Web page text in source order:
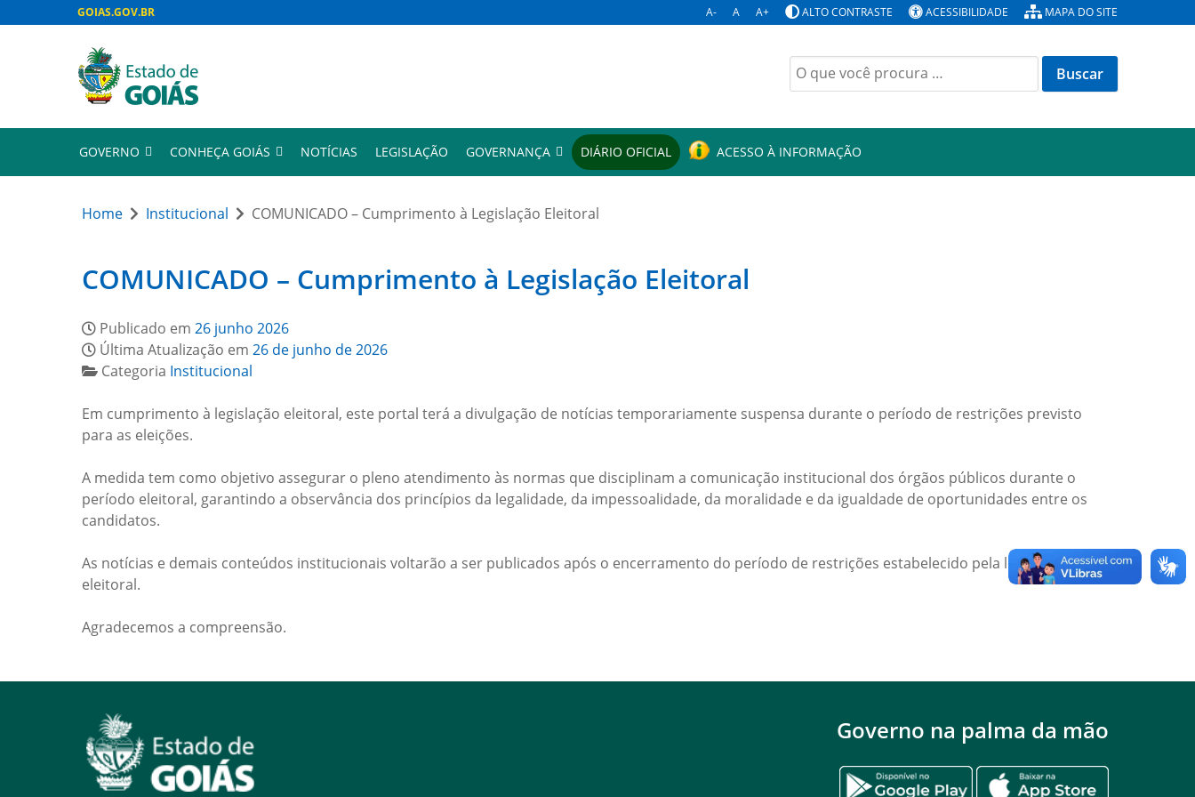
GOIAS.GOV.BR A- A A+ ALTO CONTRASTE ACESSIBILIDADE MAPA DO SITE
Buscar
por:
GOVERNO CONHEÇA GOIÁS NOTÍCIAS LEGISLAÇÃO GOVERNANÇA DIÁRIO OFICIAL ACESSO À INFORMAÇÃO
Home Institucional COMUNICADO – Cumprimento à Legislação Eleitoral
COMUNICADO – Cumprimento à Legislação Eleitoral
Publicado em 26 junho 2026
Última Atualização em 26 de junho de 2026
Categoria Institucional
Em cumprimento à legislação eleitoral, este portal terá a divulgação de notícias temporariamente suspensa durante o período de restrições previsto
para as eleições.
A medida tem como objetivo assegurar o pleno atendimento às normas que disciplinam a comunicação institucional dos órgãos públicos durante o
período eleitoral, garantindo a observância dos princípios da legalidade, da impessoalidade, da moralidade e da igualdade de oportunidades entre os
candidatos.
As notícias e demais conteúdos institucionais voltarão a ser publicados após o encerramento do período de restrições estabelecido pela legislação
eleitoral.
Agradecemos a compreensão.
Governo na palma da mão